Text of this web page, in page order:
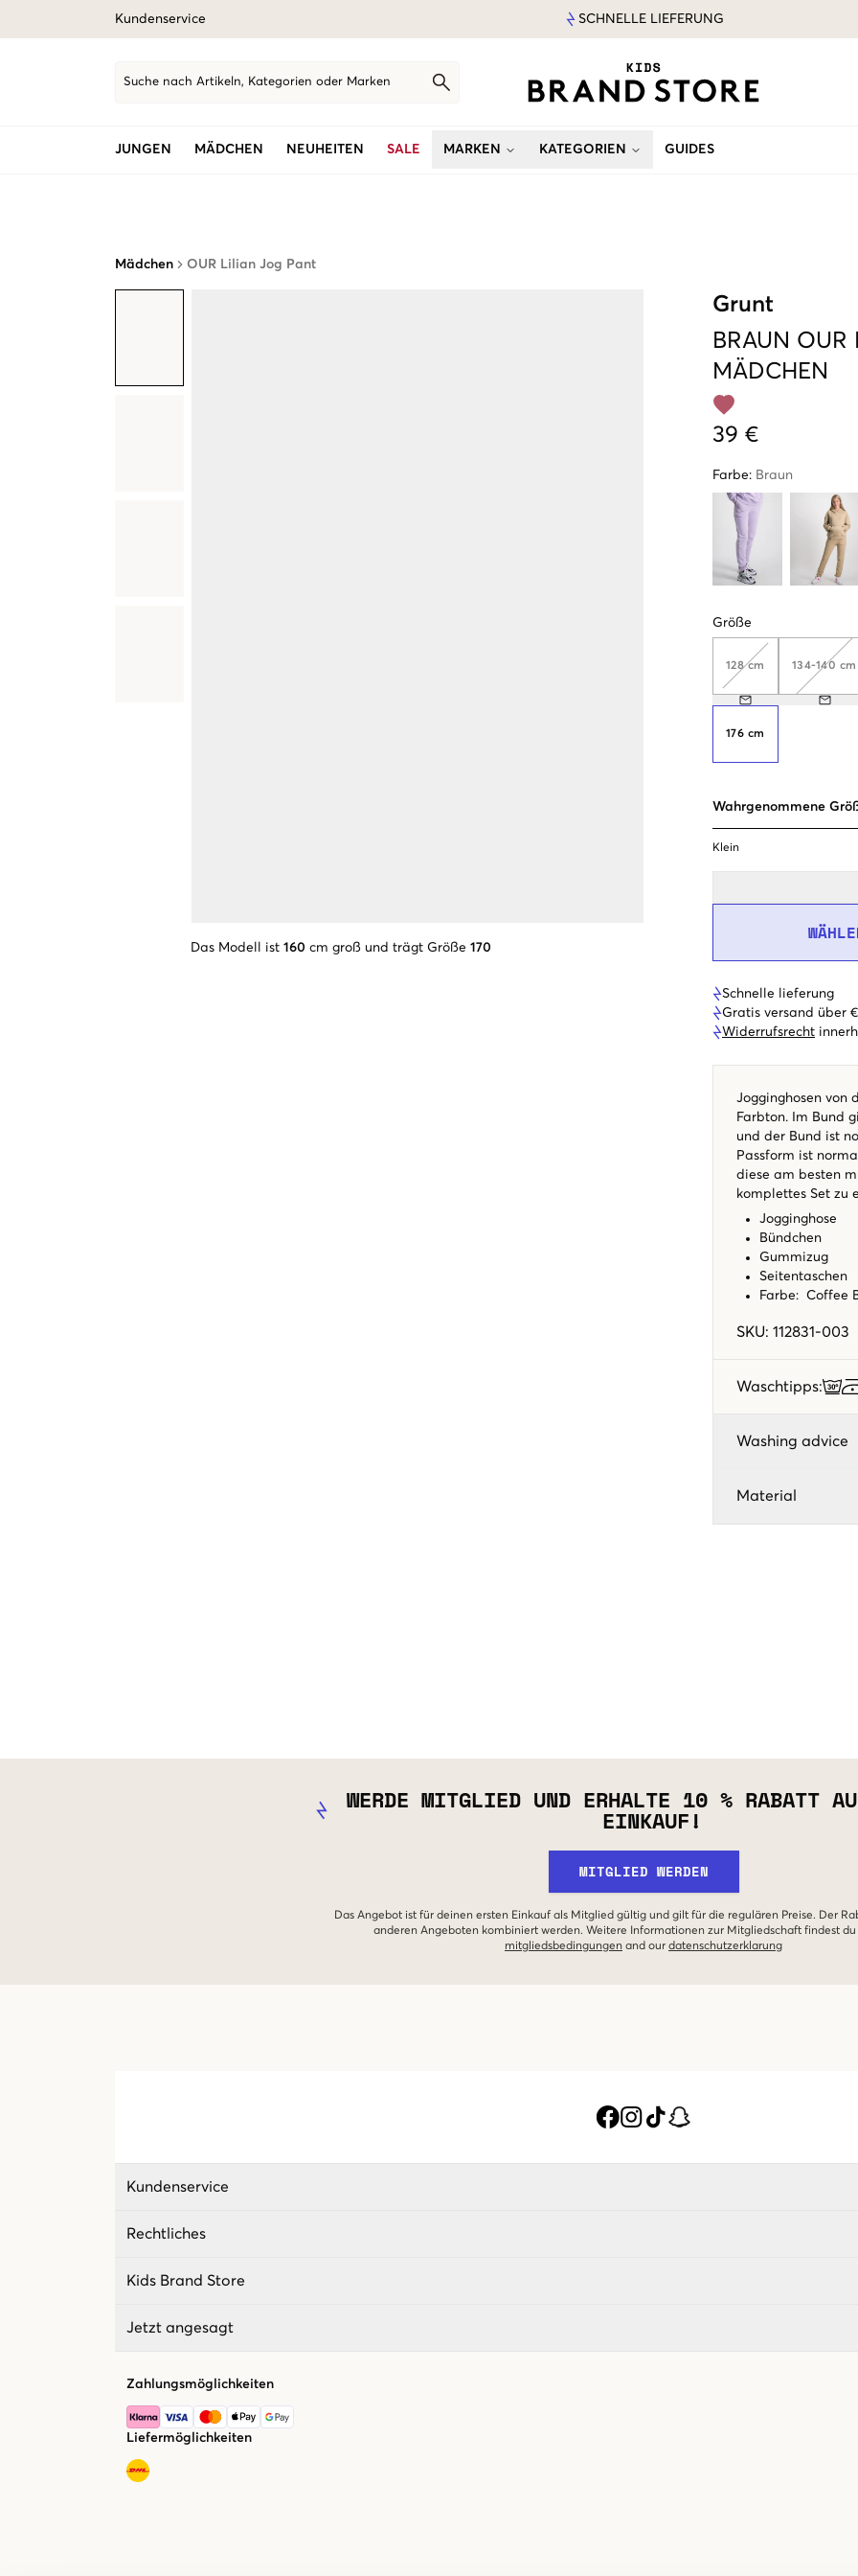
Kundenservice SCHNELLE LIEFERUNG
Suche nach Artikeln, Kategorien oder Marken
JUNGEN MÄDCHEN NEUHEITEN SALE MARKEN KATEGORIEN GUIDES
Mädchen OUR Lilian Jog Pant
Das Modell ist 160 cm groß und trägt Größe 170
Grunt
BRAUN OUR
MÄDCHEN
39 €
Farbe: Braun
Größe
128 cm 134-140 cm
176 cm
Wahrgenommene
Klein
Schnelle lieferung
Gratis versand über
Widerrufsrecht
Jogginghosen von
Farbton. Im Bund
und der Bund ist
Passform ist
diese am besten
komplettes Set zu
Jogginghose
Bündchen
Gummizug
Seitentaschen
Farbe: Coffee
SKU: 112831-003
Waschtipps:
Washing advice
Material
WERDE MITGLIED UND ERHALTE 10 % RABATT
EINKAUF!
MITGLIED WERDEN
Das Angebot ist für deinen ersten Einkauf als Mitglied gültig und gilt für die regulären Preise. Der
anderen Angeboten kombiniert werden. Weitere Informationen zur Mitgliedschaft findest du
mitgliedsbedingungen and our datenschutzerklarung
Kundenservice
Rechtliches
Kids Brand Store
Jetzt angesagt
Zahlungsmöglichkeiten
Liefermöglichkeiten